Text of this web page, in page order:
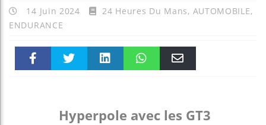
14 Juin 2024 24 Heures Du Mans, AUTOMOBILE,
ENDURANCE
Hyperpole avec les GT3